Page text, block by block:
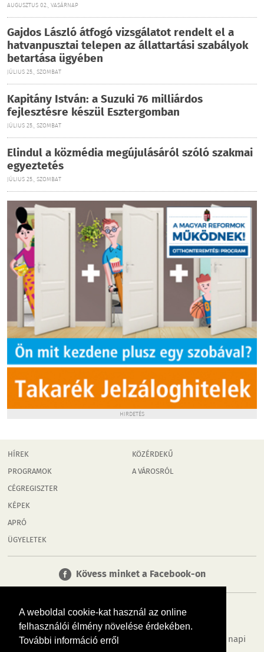
A weboldal cookie-kat használ az online
felhasználói élmény növelése érdekében.
További információ erről
AUGUSZTUS 02., VASÁRNAP
Gajdos László átfogó vizsgálatot rendelt el a
hatvanpusztai telepen az állattartási szabályok
betartása ügyében
JÚLIUS 25., SZOMBAT
Kapitány István: a Suzuki 76 milliárdos
fejlesztésre készül Esztergomban
JÚLIUS 25., SZOMBAT
Elindul a közmédia megújulásáról szóló szakmai
egyeztetés
JÚLIUS 25., SZOMBAT
HIRDETÉS
HÍREK
PROGRAMOK
CÉGREGISZTER
KÉPEK
APRÓ
ÜGYELETEK
KÖZÉRDEKŰ
A VÁROSRÓL
Kövess minket a Facebook-on
Tudj meg többet városodról! Hírek, programok, képek, napi